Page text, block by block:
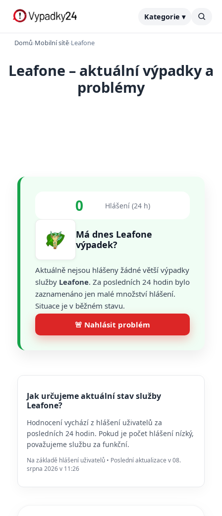
Kategorie ▾
Domů›Mobilní sítě›Leafone
Leafone – aktuální výpadky a
problémy
0 Hlášení (24 h)
Má dnes Leafone
výpadek?
Aktuálně nejsou hlášeny žádné větší výpadky
služby Leafone. Za posledních 24 hodin bylo
zaznamenáno jen malé množství hlášení.
Situace je v běžném stavu.
🚨 Nahlásit problém
Jak určujeme aktuální stav služby
Leafone?
Hodnocení vychází z hlášení uživatelů za
posledních 24 hodin. Pokud je počet hlášení nízký,
považujeme službu za funkční.
Na základě hlášení uživatelů • Poslední aktualizace v 08.
srpna 2026 v 11:26